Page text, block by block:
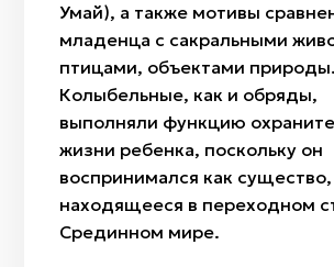
Умай), а также мотивы
младенца с сакральными
птицами, объектами природы.
Колыбельные, как и обряды,
выполняли функцию
жизни ребенка, поскольку он
воспринимался как существо,
находящееся в переходном
Срединном мире.